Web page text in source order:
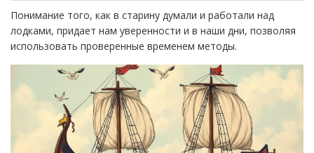
Понимание того, как в старину думали и работали над
лодками, придает нам уверенности и в наши дни, позволяя
использовать проверенные временем методы.